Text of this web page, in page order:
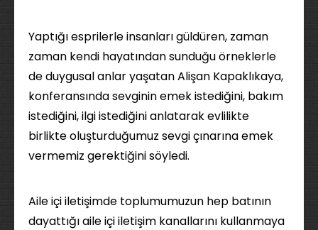
Yaptığı esprilerle insanları güldüren, zaman
zaman kendi hayatından sunduğu örneklerle
de duygusal anlar yaşatan Alişan Kapaklıkaya,
konferansında sevginin emek istediğini, bakım
istediğini, ilgi istediğini anlatarak evlilikte
birlikte oluşturduğumuz sevgi çınarına emek
vermemiz gerektiğini söyledi.
Aile içi iletişimde toplumumuzun hep batının
dayattığı aile içi iletişim kanallarını kullanmaya